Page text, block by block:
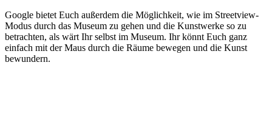
Google bietet Euch außerdem die Möglichkeit, wie im Streetview-
Modus durch das Museum zu gehen und die Kunstwerke so zu
betrachten, als wärt Ihr selbst im Museum. Ihr könnt Euch ganz
einfach mit der Maus durch die Räume bewegen und die Kunst
bewundern.